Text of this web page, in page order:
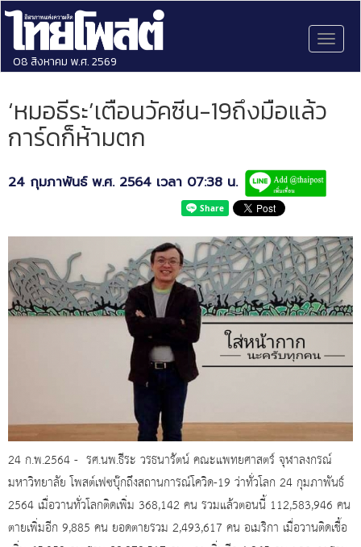
08 สิงหาคม พ.ศ. 2569
‘หมอธีระ’เตือนวัคซีน-19ถึงมือแล้ว
การ์ดก็ห้ามตก
24 กุมภาพันธ์ พ.ศ. 2564 เวลา 07:38 น.
24 ก.พ.2564 - รศ.นพ.ธีระ วรธนารัตน์ คณะแพทยศาสตร์ จุฬาลงกรณ์
มหาวิทยาลัย โพสต์เฟซบุ๊กถึงสถานการณ์โควิด-19 ว่าทั่วโลก 24 กุมภาพันธ์
2564 เมื่อวานทั่วโลกติดเพิ่ม 368,142 คน รวมแล้วตอนนี้ 112,583,946 คน
ตายเพิ่มอีก 9,885 คน ยอดตายรวม 2,493,617 คน อเมริกา เมื่อวานติดเชื้อ